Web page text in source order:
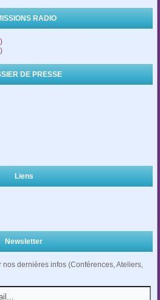
RADIO
DE PRESSE
Liens
Newsletter
nos dernières infos (Conférences, Ateliers,